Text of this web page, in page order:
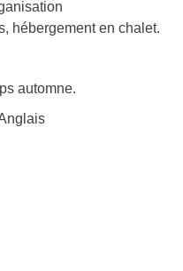
hébergement en chalet.
automne.